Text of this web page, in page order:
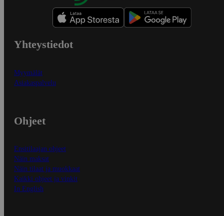
Yhteystiedot
Myymälät
Asiakaspalvelu
Ohjeet
Ensitilaajan ohjeet
Näin maksat
Näin tilaat ja muokkaat
Kaikki ohjeet ja vinkit
In English